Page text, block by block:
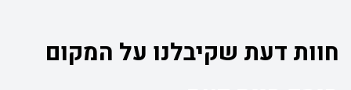
חוות דעת שקיבלנו על המקום